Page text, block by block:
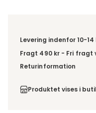
Levering indenfor 10-
Fragt 490 kr - Fri fragt
Denne vare leveres til
leveringstidspunkt.
produkter, sendes hele
Returinformation
ordre.Produktet vises i